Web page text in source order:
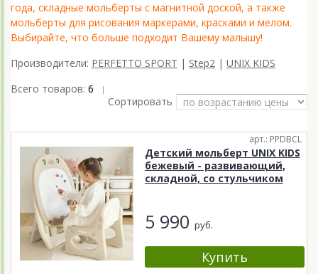
года, складные мольберты с магнитной доской, а также
мольберты для рисования маркерами, красками и мелом.
Выбирайте, что больше подходит Вашему малышу!
Производители: PERFETTO SPORT | Step2 | UNIX KIDS
Всего товаров: 6 |
Сортировать
арт.: PPDBCL
Детский мольберт UNIX KIDS
бежевый - развивающий,
складной, со стульчиком
5 990 руб.